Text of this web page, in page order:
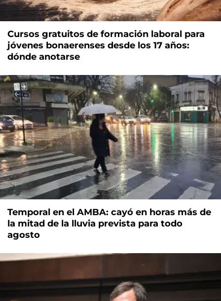
Cursos gratuitos de formación laboral para
jóvenes bonaerenses desde los 17 años:
dónde anotarse
Temporal en el AMBA: cayó en horas más de
la mitad de la lluvia prevista para todo
agosto